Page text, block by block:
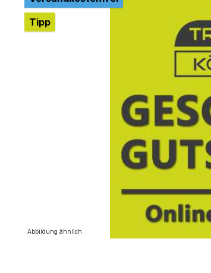
Tipp
Abbildung ähnlich